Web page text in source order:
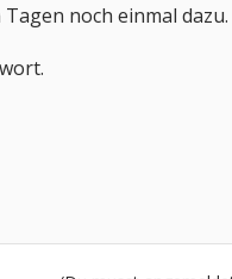
noch einmal